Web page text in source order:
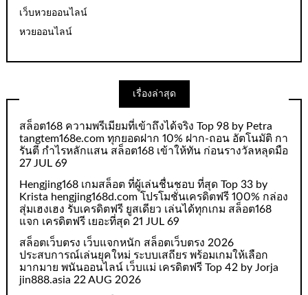
เว็บหวยออนไลน์
หวยออนไลน์
เรื่องล่าสุด
สล็อต168 ความพรีเมียมที่เข้าถึงได้จริง Top 98 by Petra
tangtem168e.com ทุกยอดฝาก 10% ฝาก-ถอน อัตโนมัติ กา
รันตี กำไรหลักแสน สล็อต168 เข้าให้ทัน ก่อนรางวัลหลุดมือ
27 JUL 69
Hengjing168 เกมสล็อต ที่ผู้เล่นชื่นชอบ ที่สุด Top 33 by
Krista hengjing168d.com โปรโมชั่นเครดิตฟรี 100% กล่อง
สุ่มเฮงเฮง รับเครดิตฟรี ยูสเดียว เล่นได้ทุกเกม สล็อต168
แจก เครดิตฟรี เยอะที่สุด 21 JUL 69
สล็อตเว็บตรง เว็บแจกหนัก สล็อตเว็บตรง 2026
ประสบการณ์เล่นยุคใหม่ ระบบเสถียร พร้อมเกมให้เลือก
มากมาย พนันออนไลน์ เว็บแม่ เครดิตฟรี Top 42 by Jorja
jin888.asia 22 AUG 2026